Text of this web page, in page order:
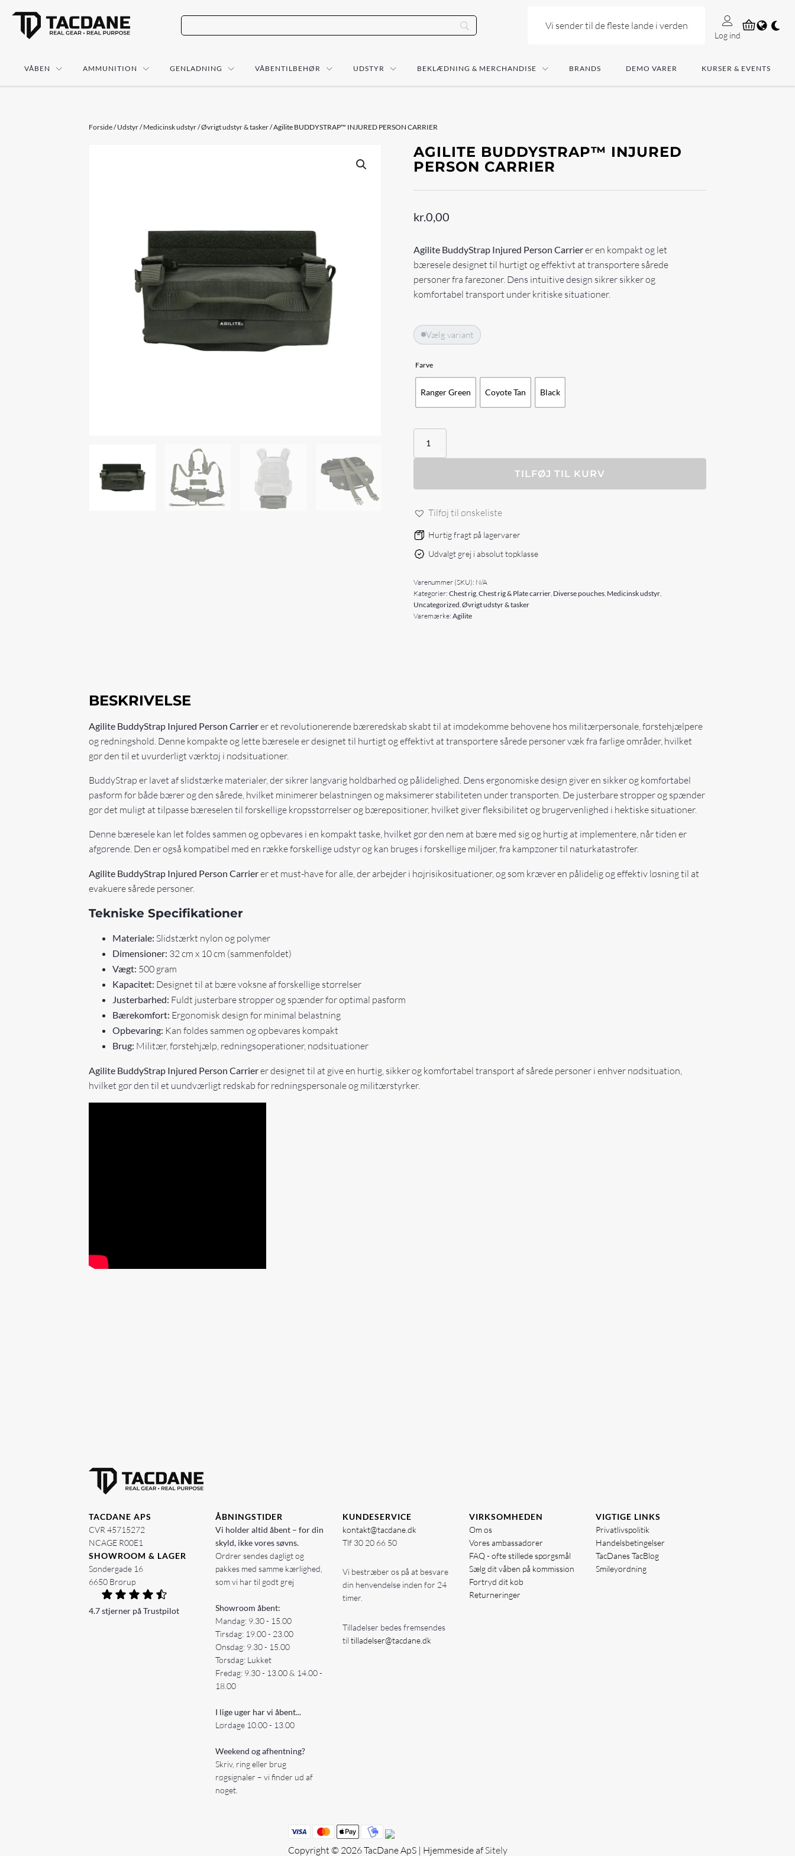
Vi sender til de fleste lande i verden
Log ind
VÅBEN AMMUNITION GENLADNING VÅBENTILBEHØR UDSTYR BEKLÆDNING & MERCHANDISE BRANDS DEMO VARER KURSER & EVENTS
Forside/Udstyr/Medicinsk udstyr/Øvrigt udstyr & tasker/ Agilite BUDDYSTRAP™ INJURED PERSON CARRIER
AGILITE BUDDYSTRAP™ INJURED
PERSON CARRIER
kr.0,00
Agilite BuddyStrap Injured Person Carrierer en kompakt og let
bæresele designet til hurtigt og effektivt at transportere sårede
personer fra farezoner. Dens intuitive design sikrer sikker og
komfortabel transport under kritiske situationer.
Vælg variant
Farve
Ranger Green Coyote Tan Black
Agilite
INJURED
TILFØJ TIL KURV
Tilføj til ønskeliste
Hurtig fragt på lagervarer
Udvalgt grej i absolut topklasse
Varenummer (SKU): N/A
Kategorier:Chest rig,Chest rig & Plate carrier, Diverse pouches, Medicinsk udstyr,
Uncategorized,Øvrigt udstyr & tasker
Varemærke:Agilite
BESKRIVELSE
Agilite BuddyStrap Injured Person Carrierer et revolutionerende bæreredskab skabt til at imødekomme behovene hos militærpersonale, førstehjælpere
og redningshold. Denne kompakte og lette bæresele er designet til hurtigt og effektivt at transportere sårede personer væk fra farlige områder, hvilket
gør den til et uvurderligt værktøj i nødsituationer.
BuddyStrap er lavet af slidstærke materialer, der sikrer langvarig holdbarhed og pålidelighed. Dens ergonomiske design giver en sikker og komfortabel
pasform for både bærer og den sårede, hvilket minimerer belastningen og maksimerer stabiliteten under transporten. De justerbare stropper og spænder
gør det muligt at tilpasse bæreselen til forskellige kropsstørrelser og bærepositioner, hvilket giver fleksibilitet og brugervenlighed i hektiske situationer.
Denne bæresele kan let foldes sammen og opbevares i en kompakt taske, hvilket gør den nem at bære med sig og hurtig at implementere, når tiden er
afgørende. Den er også kompatibel med en række forskellige udstyr og kan bruges i forskellige miljøer, fra kampzoner til naturkatastrofer.
Agilite BuddyStrap Injured Person Carrierer et must-have for alle, der arbejder i højrisikosituationer, og som kræver en pålidelig og effektiv løsning til at
evakuere sårede personer.
Tekniske Specifikationer
Materiale: Slidstærkt nylon og polymer
Dimensioner: 32 cm x 10 cm (sammenfoldet)
Vægt: 500 gram
Kapacitet: Designet til at bære voksne af forskellige størrelser
Justerbarhed: Fuldt justerbare stropper og spænder for optimal pasform
Bærekomfort: Ergonomisk design for minimal belastning
Opbevaring: Kan foldes sammen og opbevares kompakt
Brug: Militær, førstehjælp, redningsoperationer, nødsituationer
Agilite BuddyStrap Injured Person Carrierer designet til at give en hurtig, sikker og komfortabel transport af sårede personer i enhver nødsituation,
hvilket gør den til et uundværligt redskab for redningspersonale og militærstyrker.
TACDANE APS
CVR 45715272
NCAGE R00E1
SHOWROOM & LAGER
Søndergade 16
6650 Brørup
4.7 stjerner på Trustpilot
ÅBNINGSTIDER
Vi holder altid åbent – for din
skyld, ikke vores søvns.
Ordrer sendes dagligt og
pakkes med samme kærlighed,
som vi har til godt grej
Showroom åbent:
Mandag: 9.30 - 15.00
Tirsdag: 19.00 - 23.00
Onsdag: 9.30 - 15.00
Torsdag: Lukket
Fredag: 9.30 - 13.00 & 14.00 -
18.00
I lige uger har vi åbent...
Lørdage 10.00 - 13.00
Weekend og afhentning?
Skriv, ring eller brug
røgsignaler – vi finder ud af
noget.
KUNDESERVICE
kontakt@tacdane.dk
Tlf 30 20 66 50
Vi bestræber os på at besvare
din henvendelse inden for 24
timer.
Tilladelser bedes fremsendes
til tilladelser@tacdane.dk
VIRKSOMHEDEN
Om os
Vores ambassadører
FAQ - ofte stillede spørgsmål
Sælg dit våben på kommission
Fortryd dit køb
Returneringer
VIGTIGE LINKS
Privatlivspolitik
Handelsbetingelser
TacDanes TacBlog
Smileyordning
Copyright © 2026 TacDane ApS | Hjemmeside af Sitely